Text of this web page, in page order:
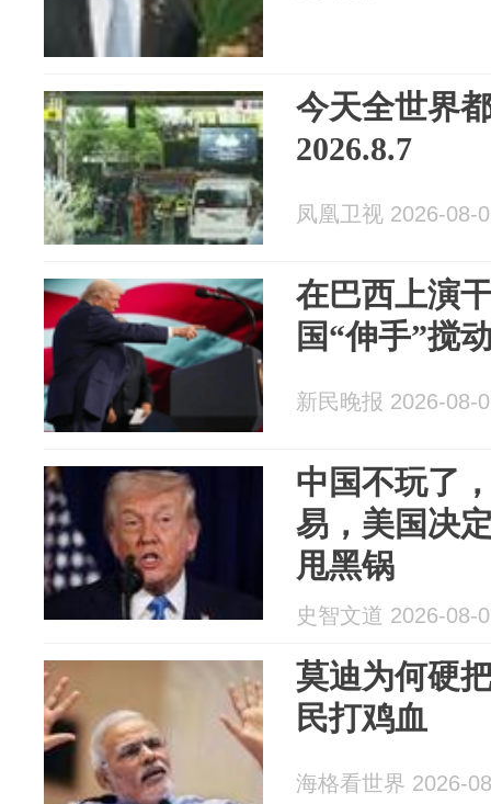
今天全世界
2026.8.7
凤凰卫视 2026-08-
在巴西上演
国“伸手”搅
新民晚报 2026-08-
中国不玩了
易，美国决
甩黑锅
史智文道 2026-08-
莫迪为何硬
民打鸡血
海格看世界 2026-